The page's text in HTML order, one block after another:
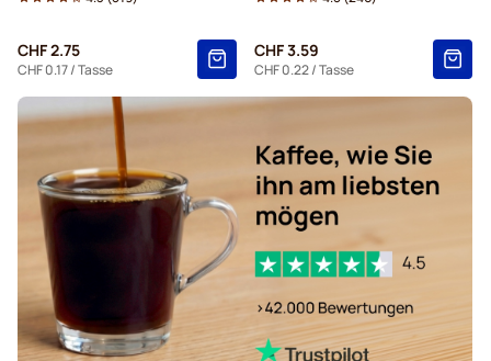
Kapseln von Starbucks® für Dolce Gusto
Kapseln von Kaffekapslen für Dolce Gusto
Grande-Kaffeekapseln von Starbucks® für Dolce Gusto
CHF 2.75
CHF 0.17/ Tasse
CHF 3.59
CHF 0.22/ Tasse